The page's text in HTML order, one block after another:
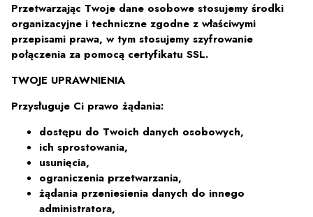
Przetwarzając Twoje dane osobowe stosujemy środki
organizacyjne i techniczne zgodne z właściwymi
przepisami prawa, w tym stosujemy szyfrowanie
połączenia za pomocą certyfikatu SSL.
TWOJE UPRAWNIENIA
Przysługuje Ci prawo żądania:
dostępu do Twoich danych osobowych,
ich sprostowania,
usunięcia,
ograniczenia przetwarzania,
żądania przeniesienia danych do innego
administratora,